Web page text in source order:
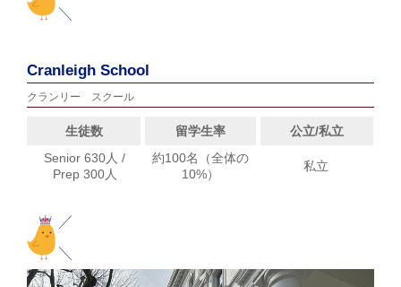
Cranleigh School
クランリー スクール
生徒数 留学生率
公立/私立
Senior 630人 /
Prep 300人
約100名（全体の
10%）
私立